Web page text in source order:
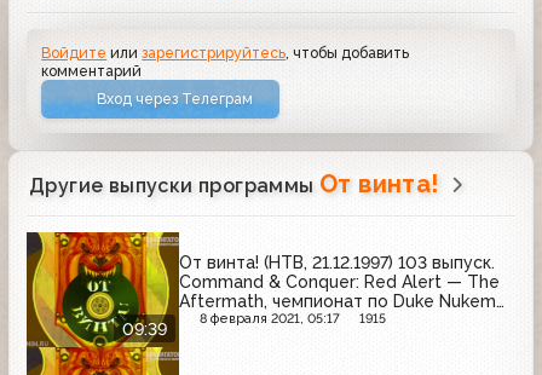
Войдите илизарегистрируйтесь , чтобы добавить
комментарий
Вход через Телеграм
Другие выпуски программы От винта!
09:39
От винта! (НТВ, 21.12.1997) 103 выпуск.
Command & Conquer: Red Alert — The
Aftermath, чемпионат по Duke Nukem
3D, Scud: Industrial Evolution
8 февраля 2021, 05:17 1915